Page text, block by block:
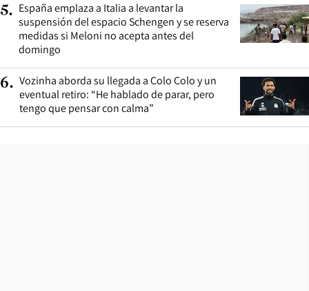
5. España emplaza a Italia a levantar la
suspensión del espacio Schengen y se reserva
medidas si Meloni no acepta antes del
domingo
6. Vozinha aborda su llegada a Colo Colo y un
eventual retiro: “He hablado de parar, pero
tengo que pensar con calma”